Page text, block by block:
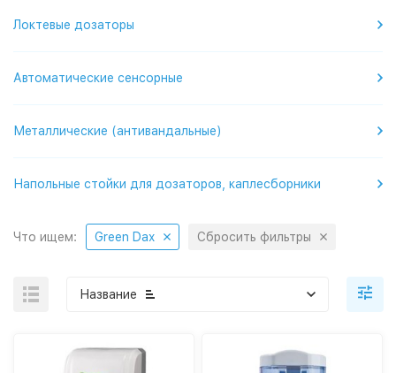
Локтевые дозаторы
Автоматические сенсорные
Металлические (антивандальные)
Напольные стойки для дозаторов, каплесборники
Что ищем: Green Dax Сбросить фильтры
Название